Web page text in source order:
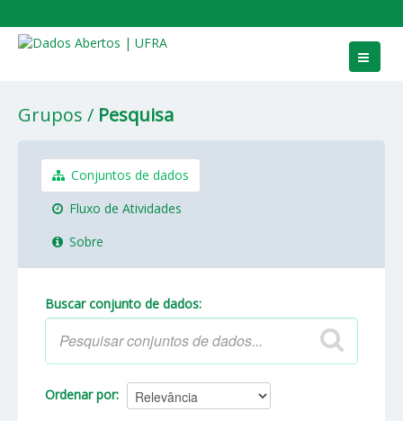
Grupos
Sobre
Grupos Pesquisa
Conjuntos de dados
Fluxo de Atividades
Sobre
Buscar conjunto de dados
Ordenar por